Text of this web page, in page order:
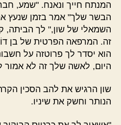
המנתח חייך ונאנח. "שמע,
הבשר שלך" אמר בזמן שנעץ
השמאלי של שון," לך הביתה,
זה. המרפאה הפרטית של בן
הוא יסדר לך פרוטזה על
היום, לאשה שלך זה לא אמור
שון הרגיש את להב הסכין
הנותר וחשק את שיניו.